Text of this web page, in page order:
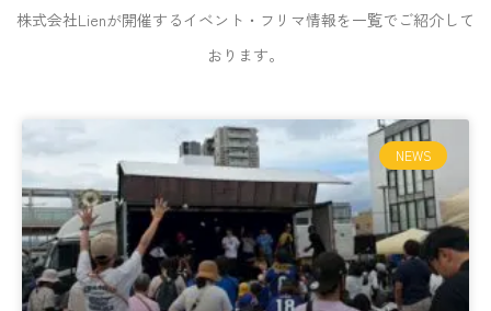
株式会社Lienが開催するイベント・フリマ情報を一覧でご紹介して
おります。
NEWS